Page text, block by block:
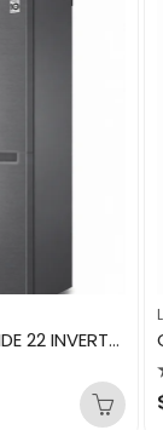
LG NEVERA SIDE BY SIDE 22 INVERTER GS65BPGK